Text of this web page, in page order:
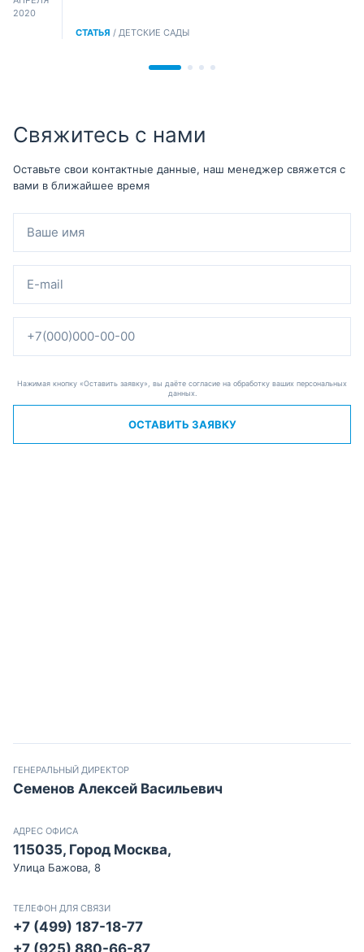
2020
СТАТЬЯ / ДЕТСКИЕ САДЫ
Свяжитесь с нами
Оставьте свои контактные данные, наш менеджер свяжется с
вами в ближайшее время
Нажимая кнопку «Оставить заявку», вы даёте согласие на обработку ваших персональных
данных.
ОСТАВИТЬ ЗАЯВКУ
ГЕНЕРАЛЬНЫЙ ДИРЕКТОР
Семенов Алексей Васильевич
АДРЕС ОФИСА
115035, Город Москва,
Улица Бажова, 8
ТЕЛЕФОН ДЛЯ СВЯЗИ
+7 (499) 187-18-77
+7 (925) 880-66-87